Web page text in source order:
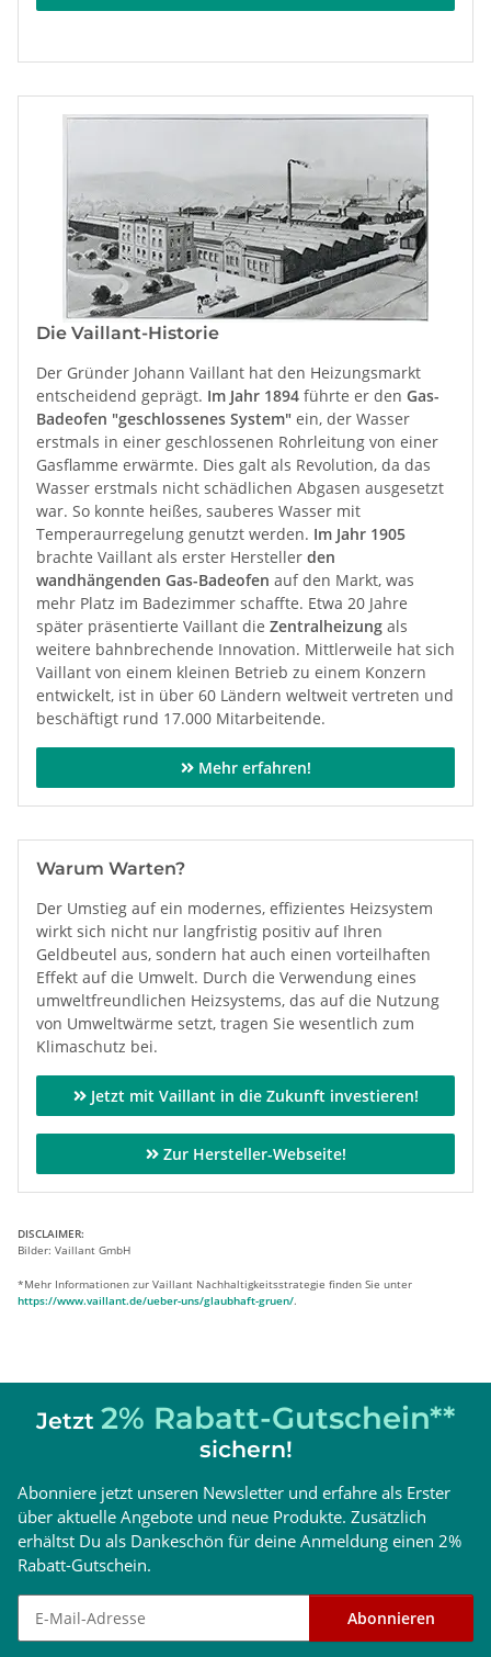
Die Vaillant-Historie
Der Gründer Johann Vaillant hat den Heizungsmarkt
entscheidend geprägt. Im Jahr 1894 führte er den Gas-
Badeofen "geschlossenes System" ein, der Wasser
erstmals in einer geschlossenen Rohrleitung von einer
Gasflamme erwärmte. Dies galt als Revolution, da das
Wasser erstmals nicht schädlichen Abgasen ausgesetzt
war. So konnte heißes, sauberes Wasser mit
Temperaurregelung genutzt werden. Im Jahr 1905
brachte Vaillant als erster Hersteller den
wandhängenden Gas-Badeofen auf den Markt, was
mehr Platz im Badezimmer schaffte. Etwa 20 Jahre
später präsentierte Vaillant die Zentralheizung als
weitere bahnbrechende Innovation. Mittlerweile hat sich
Vaillant von einem kleinen Betrieb zu einem Konzern
entwickelt, ist in über 60 Ländern weltweit vertreten und
beschäftigt rund 17.000 Mitarbeitende.
Mehr erfahren!
Warum Warten?
Der Umstieg auf ein modernes, effizientes Heizsystem
wirkt sich nicht nur langfristig positiv auf Ihren
Geldbeutel aus, sondern hat auch einen vorteilhaften
Effekt auf die Umwelt. Durch die Verwendung eines
umweltfreundlichen Heizsystems, das auf die Nutzung
von Umweltwärme setzt, tragen Sie wesentlich zum
Klimaschutz bei.
Jetzt mit Vaillant in die Zukunft investieren!
Zur Hersteller-Webseite!
DISCLAIMER:
Bilder: Vaillant GmbH
*Mehr Informationen zur Vaillant Nachhaltigkeitsstrategie finden Sie unter
https://www.vaillant.de/ueber-uns/glaubhaft-gruen/.
Jetzt 2% Rabatt-Gutschein**
sichern!
Abonniere jetzt unseren Newsletter und erfahre als Erster
über aktuelle Angebote und neue Produkte. Zusätzlich
erhältst Du als Dankeschön für deine Anmeldung einen 2%
Rabatt-Gutschein.
Newsletter abonnieren Abonnieren